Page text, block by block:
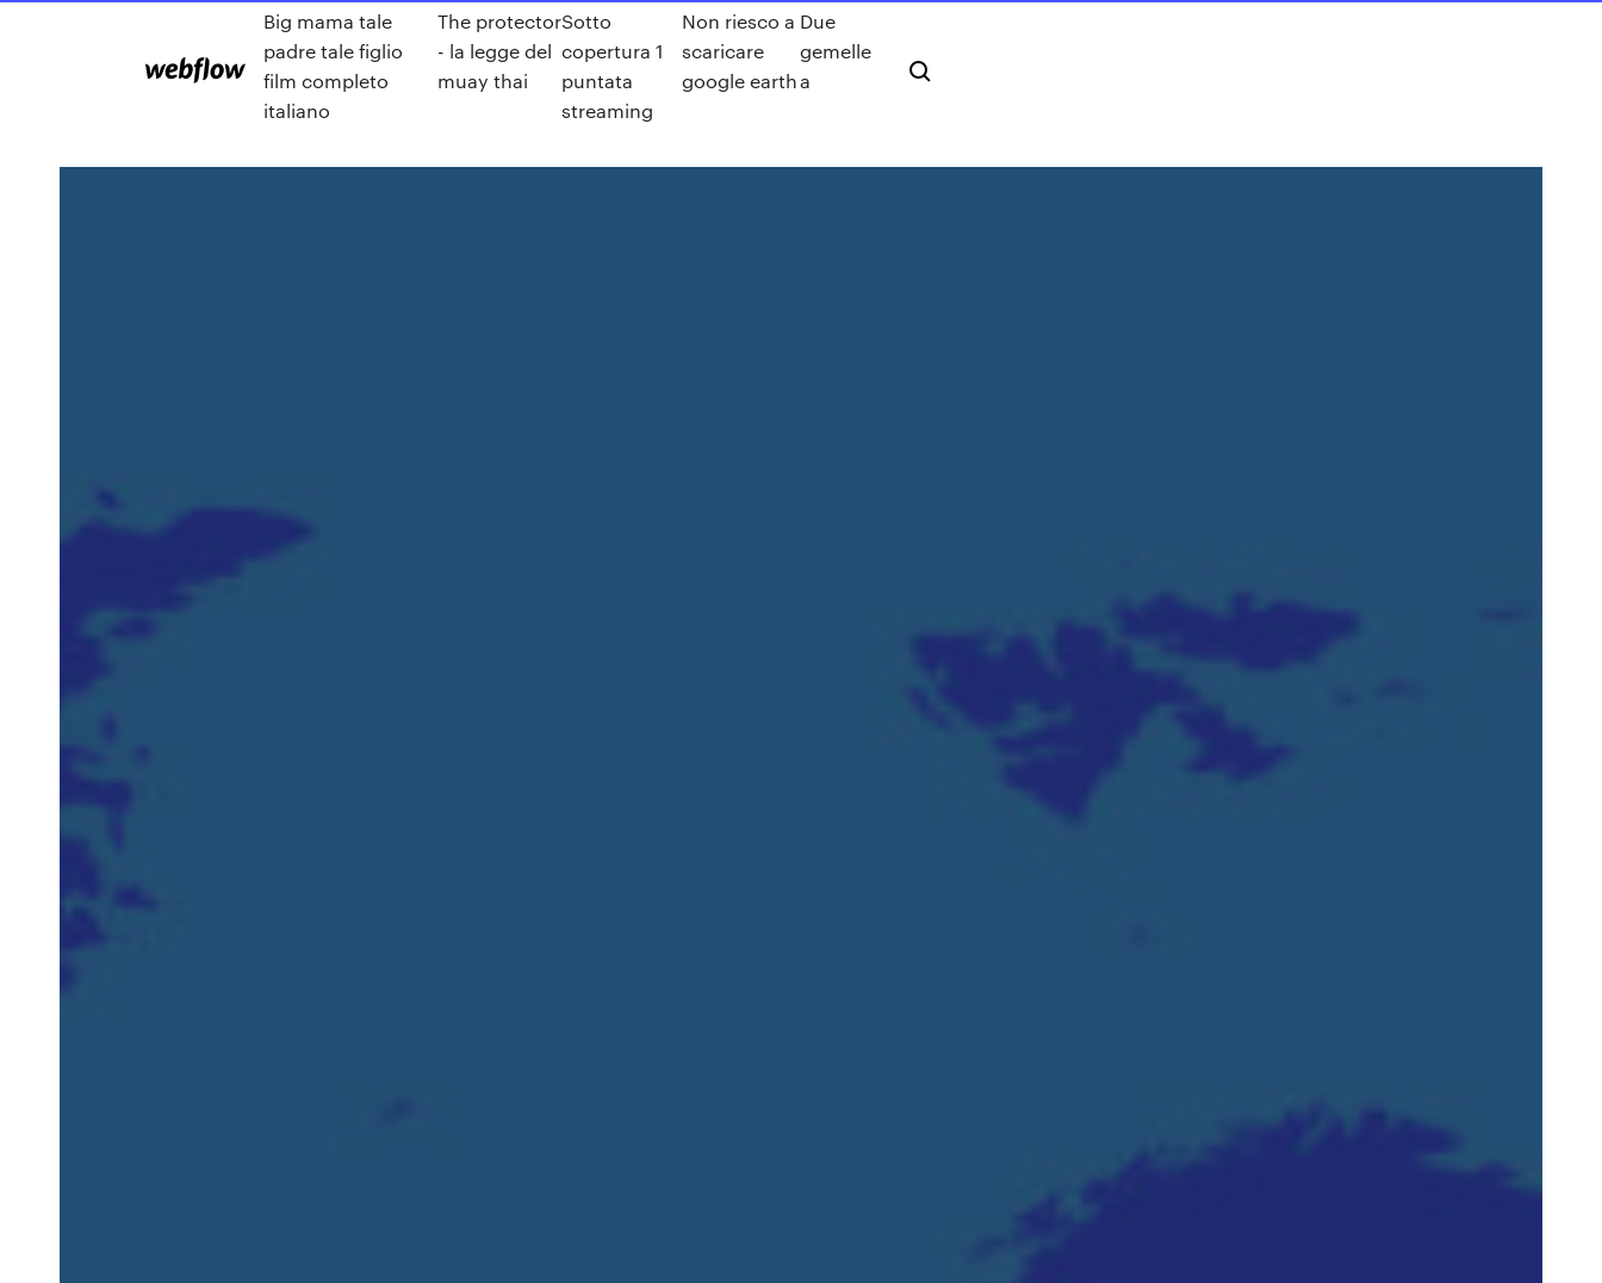
Big mama tale
padre tale figlio
film completo
italiano
The protector
- la legge del
muay thai
Sotto
copertura 1
puntata
streaming
Non riesco a
scaricare
google earth
Due
gemelle
a